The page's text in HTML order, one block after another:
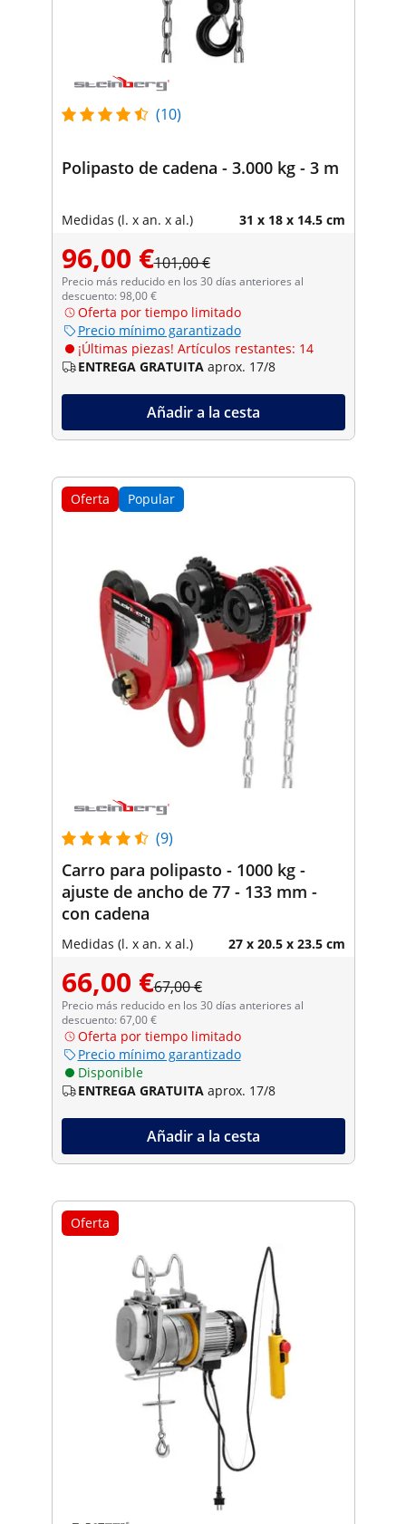
(10)
Polipasto de cadena - 3.000 kg - 3 m
Medidas (l. x an. x al.) 31 x 18 x 14.5 cm
96,00 €101,00 €
Precio más reducido en los 30 días anteriores al
descuento: 98,00 €
Oferta por tiempo limitado
Precio mínimo garantizado
¡Últimas piezas! Artículos restantes: 14
ENTREGA GRATUITA aprox. 17/8
Añadir a la cesta
Oferta Popular
(9)
Carro para polipasto - 1000 kg -
ajuste de ancho de 77 - 133 mm -
con cadena
Medidas (l. x an. x al.) 27 x 20.5 x 23.5 cm
66,00 €67,00 €
Precio más reducido en los 30 días anteriores al
descuento: 67,00 €
Oferta por tiempo limitado
Precio mínimo garantizado
Disponible
ENTREGA GRATUITA aprox. 17/8
Añadir a la cesta
Oferta